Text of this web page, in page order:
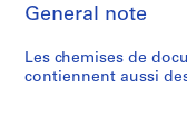
"
e
o
s
A
c
A
c
u
a
General note
Les chemises de
contiennent aussi